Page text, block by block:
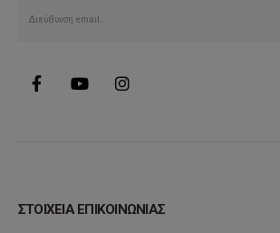
ΣΤΟΙΧΕΙΑ ΕΠΙΚΟΙΝΩΝΙΑΣ